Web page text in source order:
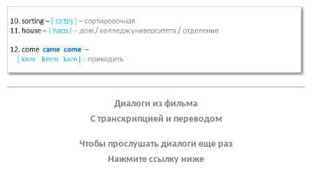
Диалоги из фильма
С транскрипцией и переводом
Чтобы прослушать диалоги еще раз
Нажмите ссылку ниже